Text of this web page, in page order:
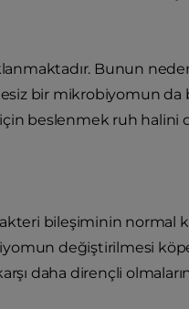
Bunun
bir mikrobiyomun
için beslenmek ruh halini
bileşiminin normal
değiştirilmesi
daha dirençli